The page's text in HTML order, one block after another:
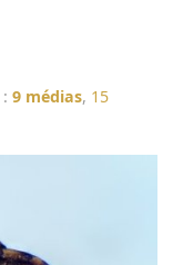
:9 médias, 15